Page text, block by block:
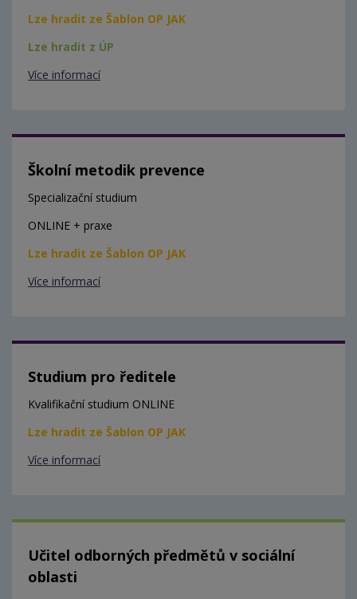
Lze hradit ze Šablon OP JAK
Lze hradit z ÚP
Více informací
Školní metodik prevence
Specializační studium
ONLINE + praxe
Lze hradit ze Šablon OP JAK
Více informací
Studium pro ředitele
Kvalifikační studium ONLINE
Lze hradit ze Šablon OP JAK
Více informací
Učitel odborných předmětů v sociální
oblasti